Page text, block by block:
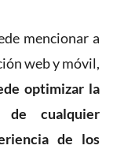
mencionar a
web y móvil,
optimizar la
de cualquier
de los